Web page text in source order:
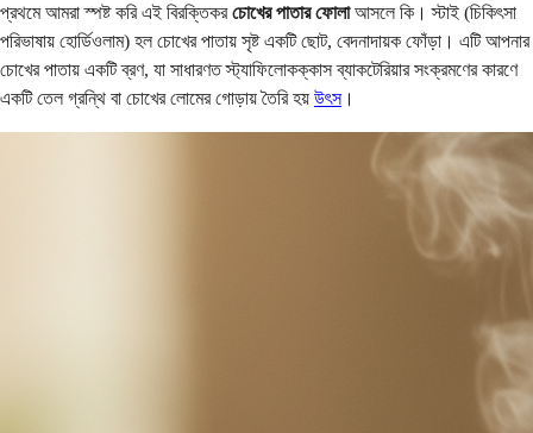
প্রথমে আমরা স্পষ্ট করি এই বিরক্তিকরচোখের পাতার ফোলাআসলে কি। স্টাই (চিকিৎসা
পরিভাষায় হোর্ডিওলাম) হল চোখের পাতায় সৃষ্ট একটি ছোট, বেদনাদায়ক ফোঁড়া। এটি আপনার
চোখের পাতায় একটি ব্রণ, যা সাধারণত স্ট্যাফিলোকক্কাস ব্যাকটেরিয়ার সংক্রমণের কারণে
একটি তেল গ্রন্থি বা চোখের লোমের গোড়ায় তৈরি হয় উৎস।